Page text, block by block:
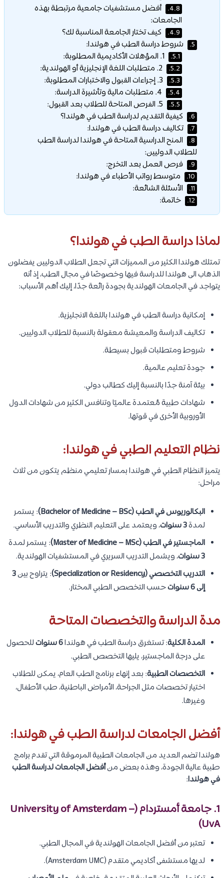
4.8.
أفضل مستشفيات جامعية مرتبطة بهذه
الجامعات:
4.9. كيف تختار الجامعة المناسبة لك؟
5. شروط دراسة الطب في هولندا:
5.1.
5.2.
5.3.
5.4.
5.5.
6. كيفية التقديم لدراسة الطب في هولندا؟
7. تكاليف دراسة الطب في هولندا:
8.
المنح الدراسية المتاحة في هولندا لدراسة الطب
للطلاب الدوليين:
9. فرص العمل بعد التخرج:
10. متوسط رواتب الأطباء في هولندا:
11. الأسئلة الشائعة:
12. خاتمة:
لماذا دراسة الطب في هولندا؟
تمتلك هولندا الكثير من المميزات التي تجعل الطلاب الدوليين يفضلون
الذهاب الى هولندا للدراسة فيها وخصوصًا في مجال الطب، إذ أنه
يتواجد في الجامعات الهولندية بجودة رائعة جدًا، إليك أهم الأسباب:
إمكانية دراسة الطب في هولندا باللغة الانجليزية.
تكاليف الدراسة والمعيشة معقولة بالنسبة للطلاب الدوليين.
شروط ومتطلبات قبول بسيطة.
جودة تعليم عالمية.
بيئة آمنة جدًا بالنسبة إليك كطالب دولي.
شهادات طبية مُعتمدة عالميًا وتنافس الكثير من شهادات الدول
الأوروبية الأخرى في قوتها.
نظام التعليم الطبي في هولندا:
يتميز النظام الطبي في هولندا بمسار تعليمي منظم يتكون من ثلاث
مراحل:
البكالوريوس في الطب (Bachelor of Medicine – BSc)
: يستمر
لمدة3 سنوات
، ويعتمد على التعليم النظري والتدريب الأساسي.
الماجستير في الطب (Master of Medicine – MSc)
: يستمر لمدة
3 سنوات
، ويشمل التدريب السريري في المستشفيات الهولندية.
التدريب التخصصي (Specialization or Residency)
: يتراوح بين3
إلى 6 سنوات
حسب التخصص الطبي المختار.
مدة الدراسة والتخصصات المتاحة
المدة الكلية: تستغرق دراسة الطب في هولندا6 سنوات
للحصول
على درجة الماجستير، يليها التخصص الطبي.
التخصصات الطبية: بعد إنهاء برنامج الطب العام، يمكن للطلاب
اختيار تخصصات مثل الجراحة، الأمراض الباطنية، طب الأطفال،
وغيرها.
أفضل الجامعات لدراسة الطب في هولندا:
هولندا تضم العديد من الجامعات الطبية المرموقة التي تقدم برامج
طبية عالية الجودة، وهذه بعض منأفضل الجامعات لدراسة الطب
في هولندا:
1. جامعة أمستردام (University of Amsterdam –
UvA)
تعتبر من أفضل الجامعات الهولندية في المجال الطبي.
لديها مستشفى أكاديمي متقدم (Amsterdam UMC).